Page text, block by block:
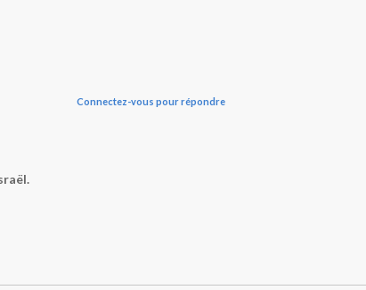
Connectez-vous pour répondre